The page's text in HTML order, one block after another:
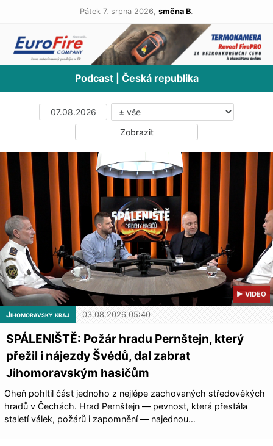
Pátek 7. srpna 2026, směna B.
Podcast | Česká republika
▶ VIDEO
Jihomoravský kraj 03.08.2026 05:40
SPÁLENIŠTĚ: Požár hradu Pernštejn, který
přežil i nájezdy Švédů, dal zabrat
Jihomoravským hasičům
Oheň pohltil část jednoho z nejlépe zachovaných středověkých
hradů v Čechách. Hrad Pernštejn — pevnost, která přestála
staletí válek, požárů i zapomnění — najednou…